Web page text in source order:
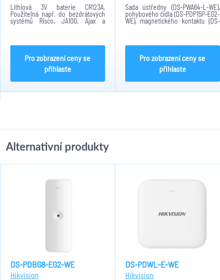
Lithiová 3V baterie CR123A.
Použitelná např. do bezdrátových
systémů Risco, JA100, Ajax a
dalších.
Pro zobrazení ceny se
přihlaste
Sada ústředny (DS-PWA64-L-WE),
pohybového čidla (DS-PDP15P-EG2-
WE), magnetického kontaktu (DS-
PDMC-EG2-WE) a bezdrátové
Pro zobrazení ceny se
přihlaste
Alternativní produkty
DS-PDBG8-EG2-WE
Hikvision
DS-PDWL-E-WE
Hikvision